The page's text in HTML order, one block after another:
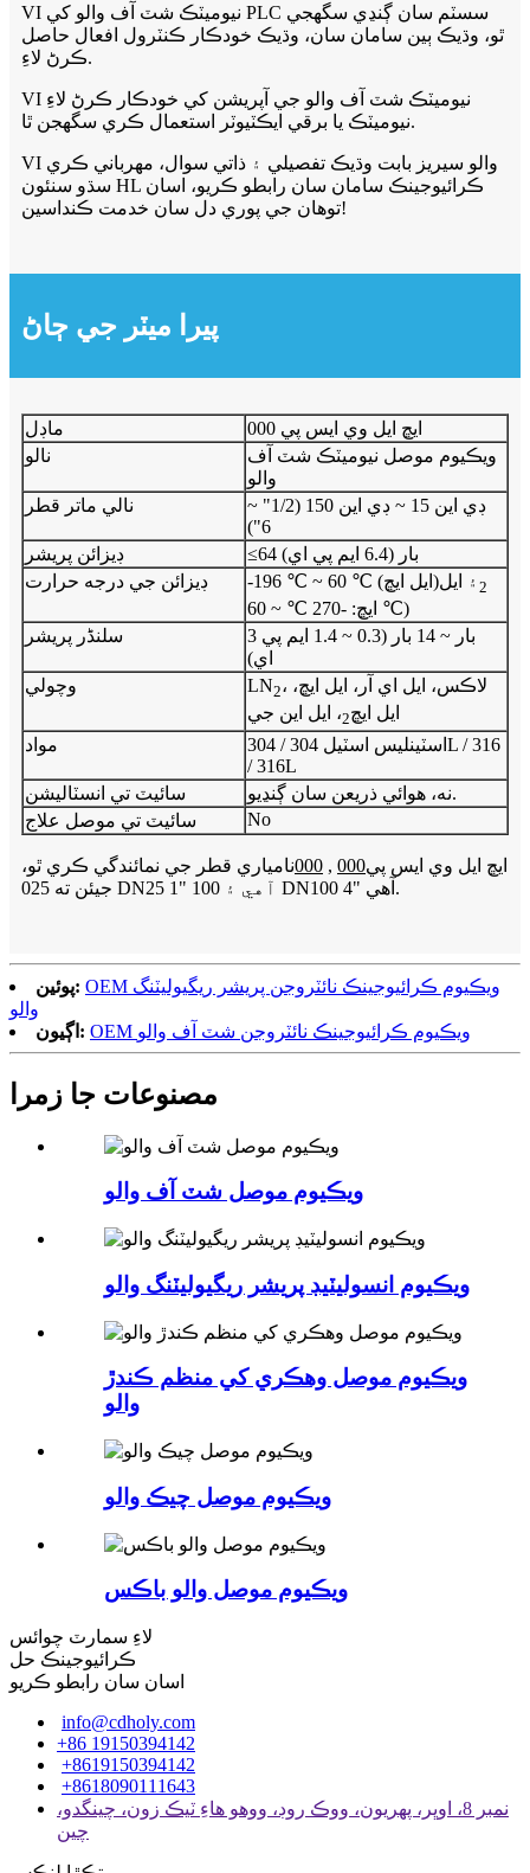
VI نيوميٽڪ شٽ آف والو کي PLC سسٽم سان ڳنڍي سگهجي
ٿو، وڌيڪ ٻين سامان سان، وڌيڪ خودڪار ڪنٽرول افعال حاصل
ڪرڻ لاءِ.
VI نيوميٽڪ شٽ آف والو جي آپريشن کي خودڪار ڪرڻ لاءِ
نيوميٽڪ يا برقي ايڪٽيوٽر استعمال ڪري سگھجن ٿا.
VI والو سيريز بابت وڌيڪ تفصيلي ۽ ذاتي سوال، مھرباني ڪري
سڌو سنئون HL ڪرائيوجينڪ سامان سان رابطو ڪريو، اسان
توھان جي پوري دل سان خدمت ڪنداسين!
پيرا ميٽر جي ڄاڻ
ماڊل
ايڇ ايل وي ايس پي 000
نالو
ويڪيوم موصل نيوميٽڪ شٽ آف
والو
نالي ماتر قطر
ڊي اين 15 ~ ڊي اين 150 (1/2" ~
6")
ڊيزائن پريشر
≤64 بار (6.4 ايم پي اي)
ڊيزائن جي درجه حرارت
-196 ℃ ~ 60 ℃ (ايل ايڇ) 2 ۽ ايل
ايڇ: -270 ℃ ~ 60 ℃)
سلنڈر پريشر
3 بار ~ 14 بار (0.3 ~ 1.4 ايم پي
اي)
وچولي
LN2، لاڪس، ايل اي آر، ايل ايڇ،
ايل ايڇ2، ايل اين جي
مواد
اسٽينلیس اسٽيل 304 / 304L / 316
/ 316L
سائيٽ تي انسٽاليشن
نه، هوائي ذريعن سان ڳنڍيو.
سائيٽ تي موصل علاج
No
ايڇ ايل وي ايس پي000
,
000نامياري قطر جي نمائندگي ڪري ٿو،
جيئن ته 025 DN25 1" آهي ۽ 100 DN100 4" آهي.
پوئين: OEM ويڪيوم ڪرائيوجينڪ نائٽروجن پريشر ريگيوليٽنگ
والو
اڳيون:
OEM ويڪيوم ڪرائيوجينڪ نائٽروجن شٽ آف والو
مصنوعات جا زمرا
ويڪيوم موصل شٽ آف والو
ويڪيوم انسوليٽيڊ پريشر ريگيوليٽنگ والو
ويڪيوم موصل وهڪري کي منظم ڪندڙ
والو
ويڪيوم موصل چيڪ والو
ويڪيوم موصل والو باڪس
لاءِ سمارٽ چوائس
ڪرائيوجينڪ حل
اسان سان رابطو ڪريو
info@cdholy.com
+86 19150394142
+8619150394142
+8618090111643
نمبر 8، اوڀر، پهريون، ووڪ روڊ، ووهو هاءِ ٽيڪ زون، چينگدو،
چين